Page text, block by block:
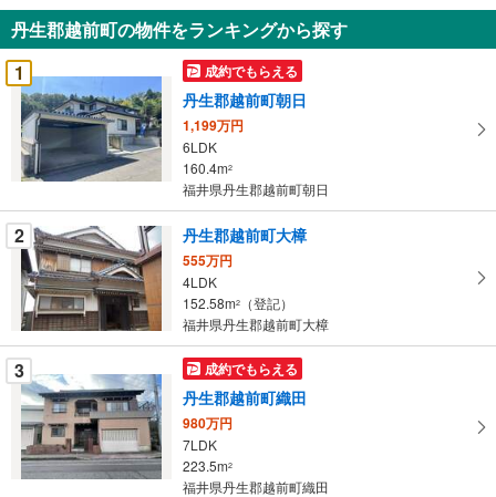
知
を
受
け
取
る
・
条
件
を
マ
イ
ペ
ー
ジ
に
保
存
す
る
丹生郡越前町の物件をランキングから探す
1
成約でもらえる
丹生郡越前町朝日
1,199万円
6LDK
160.4m2
福井県丹生郡越前町朝日
2 丹生郡越前町大樟
555万円
4LDK
152.58m2
（登記）
福井県丹生郡越前町大樟
3 成約でもらえる
丹生郡越前町織田
980万円
7LDK
223.5m2
福井県丹生郡越前町織田